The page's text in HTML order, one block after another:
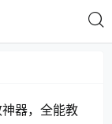
器，全能教